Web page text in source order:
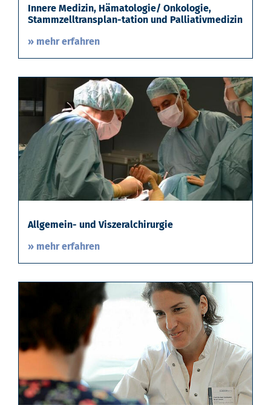
Innere Medizin, Hämatologie/ Onkologie,
Stammzelltransplan-tation und Palliativmedizin
» mehr erfahren
Allgemein- und Viszeralchirurgie
» mehr erfahren